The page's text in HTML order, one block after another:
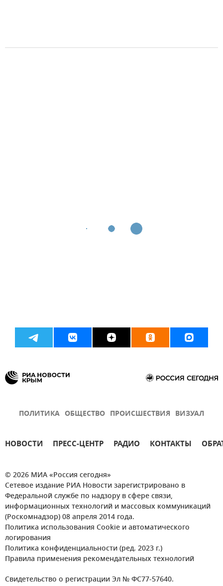
ПОЛИТИКА ОБЩЕСТВО ПРОИСШЕСТВИЯ ВИЗУАЛ
НОВОСТИ ПРЕСС-ЦЕНТР РАДИО КОНТАКТЫ
© 2026 МИА «Россия сегодня»
Сетевое издание РИА Новости зарегистрировано в
Федеральной службе по надзору в сфере связи,
информационных технологий и массовых коммуникаций
(Роскомнадзор) 08 апреля 2014 года.
Политика использования Cookie и автоматического
логирования
Политика конфиденциальности (ред. 2023 г.)
Правила применения рекомендательных технологий
Свидетельство о регистрации Эл № ФС77-57640.